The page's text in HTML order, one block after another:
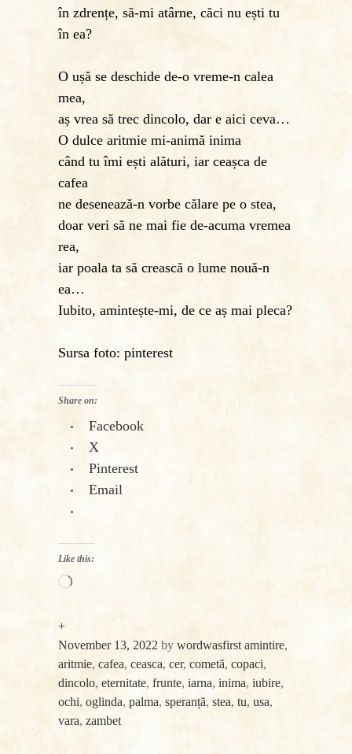
în zdrențe, să-mi atârne, căci nu ești tu
în ea?
O ușă se deschide de-o vreme-n calea
mea,
aș vrea să trec dincolo, dar e aici ceva…
O dulce aritmie mi-animă inima
când tu îmi ești alături, iar ceașca de
cafea
ne desenează-n vorbe călare pe o stea,
doar veri să ne mai fie de-acuma vremea
rea,
iar poala ta să crească o lume nouă-n
ea…
Iubito, amintește-mi, de ce aș mai pleca?
Sursa foto: pinterest
Share on:
Facebook
X
Pinterest
Email
Like this:
Loading…
+
November 13, 2022 by wordwasfirst amintire,
aritmie, cafea, ceasca, cer, cometă, copaci,
dincolo, eternitate, frunte, iarna, inima, iubire,
ochi, oglinda, palma, speranță, stea, tu, usa,
vara, zambet